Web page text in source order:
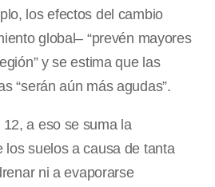
los efectos del cambio
global– “prevén mayores
y se estima que las
“serán aún más agudas”.
a eso se suma la
los suelos a causa de tanta
ni a evaporarse